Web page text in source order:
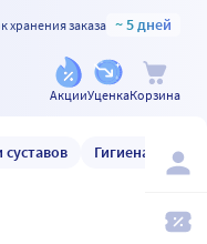
хранения заказа ~ 5 дней
АкцииУценкаКорзина
Гигиена и уход